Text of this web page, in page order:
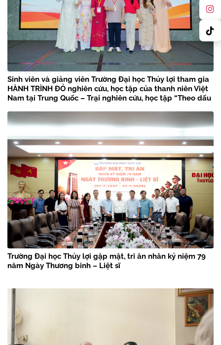
Sinh viên và giảng viên Trường Đại học Thủy lợi tham gia
HÀNH TRÌNH ĐỎ nghiên cứu, học tập của thanh niên Việt
Nam tại Trung Quốc – Trại nghiên cứu, học tập “Theo dấu
Trường Đại học Thủy lợi gặp mặt, tri ân nhân kỷ niệm 79
năm Ngày Thương binh – Liệt sĩ